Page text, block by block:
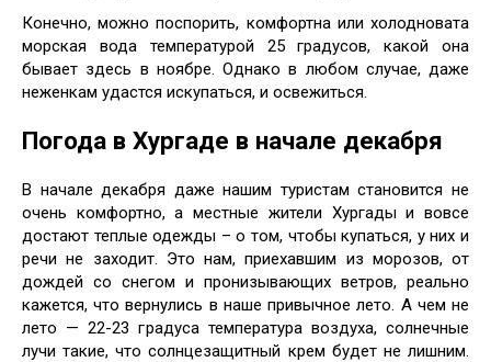
Конечно, можно поспорить, комфортна или холодновата
морская вода температурой 25 градусов, какой она
бывает здесь в ноябре. Однако в любом случае, даже
неженкам удастся искупаться, и освежиться.
Погода в Хургаде в начале декабря
В начале декабря даже нашим туристам становится не
очень комфортно, а местные жители Хургады и вовсе
достают теплые одежды – о том, чтобы купаться, у них и
речи не заходит. Это нам, приехавшим из морозов, от
дождей со снегом и пронизывающих ветров, реально
кажется, что вернулись в наше привычное лето. А чем не
лето — 22-23 градуса температура воздуха, солнечные
лучи такие, что солнцезащитный крем будет не лишним.